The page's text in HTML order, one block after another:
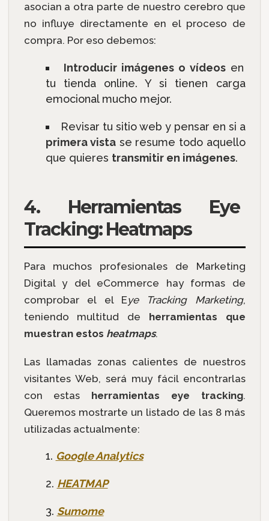
asocian a otra parte de nuestro cerebro que
no influye directamente en el proceso de
compra. Por eso debemos:
Introducir imágenes o vídeosen
tu tienda online. Y si tienen carga
emocional mucho mejor.
Revisar tu sitio web y pensar en si a
primera vista se resume todo aquello
que quieres transmitir en imágenes.
4. Herramientas Eye
Tracking: Heatmaps
Para muchos profesionales de Marketing
Digital y del eCommerce hay formas de
comprobar el el Eye Tracking Marketing,
teniendo multitud de herramientas que
muestran estos heatmaps.
Las llamadas zonas calientes de nuestros
visitantes Web, será muy fácil encontrarlas
con estas herramientas eye tracking.
Queremos mostrarte un listado de las 8 más
utilizadas actualmente:
Google Analytics
HEATMAP
Sumome